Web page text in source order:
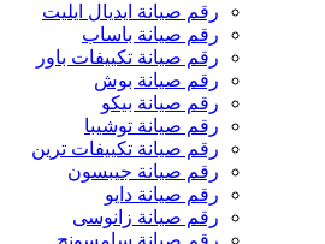
رقم صيانة ايديال ايليت
رقم صيانة باساب
رقم صيانة تكييفات باور
رقم صيانة بوش
رقم صيانة بيكو
رقم صيانة توشيبا
رقم صيانة تكييفات ترين
رقم صيانة جيبسون
رقم صيانة دايو
رقم صيانة زانوسى
رقم صيانة سامسونج